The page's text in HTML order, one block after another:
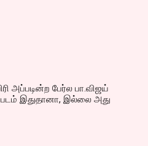
அப்படின்ற பேர்ல பா.விஜய்
படம் இதுதானா, இல்லை அது